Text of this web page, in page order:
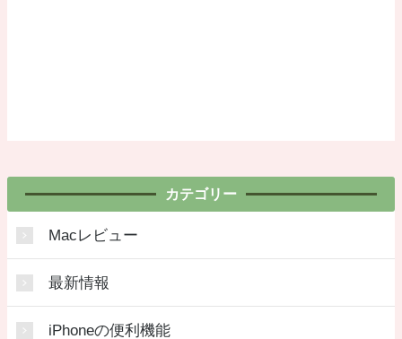
カテゴリー
Macレビュー
最新情報
iPhoneの便利機能